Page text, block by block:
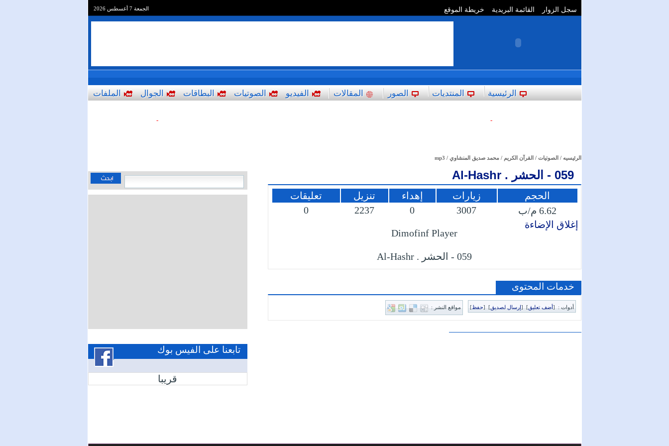
الجمعة 7 أغسطس 2026 سجل الزوار القائمة البريدية خريطة الموقع
الرئيسية المنتديات الصور المقالات الفيديو الصوتيات البطاقات الجوال الملفات
-
-
الرئيسيه / الصوتيات / القرآن الكريم /محمد صديق المنشاوي /
mp3
059 - الحشر . Al-Hashr
الحجم زيارات إهداء تنزيل
تعليقات
6.62 م/ب
3007
0
2237
0
إغلاق الإضاءة
Dimofinf Player
059 - الحشر . Al-Hashr
خدمات المحتوى
أدوات : [أضف تعليق]
[إرسال لصديق]
[حفظ] مواقع النشر :
تابعنا على الفيس بوك
قريبا